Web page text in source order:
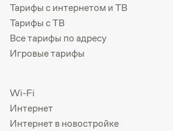
Тарифы с интернетом и ТВ
Тарифы с ТВ
Все тарифы по адресу
Игровые тарифы
Wi-Fi
Интернет
Интернет в новостройке